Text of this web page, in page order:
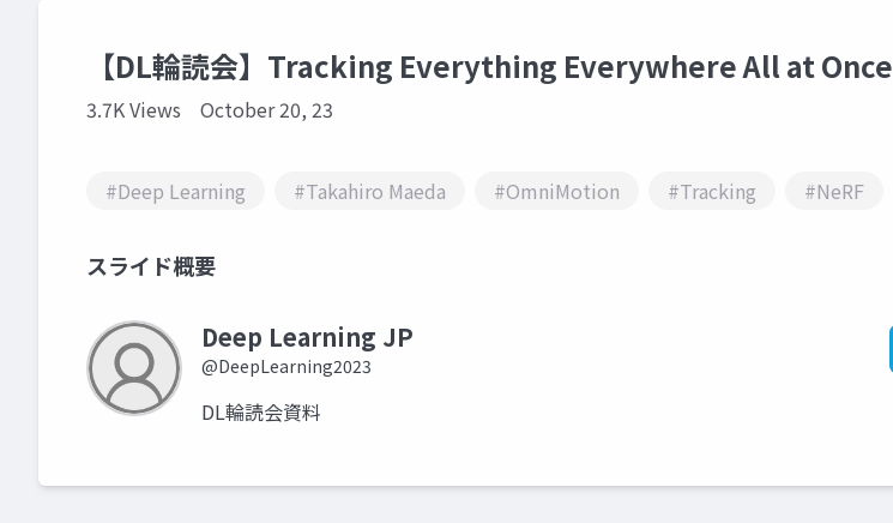
【DL輪読会】Tracking Everything Everywhere All at Once
3.7K Views October 20, 23
#Deep Learning #Takahiro Maeda #OmniMotion #Tracking #NeRF
スライド概要
Deep Learning JP
@DeepLearning2023
DL輪読会資料